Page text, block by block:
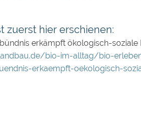
zuerst hier erschienen:
erkämpft ökologisch-soziale
bio-im-alltag/bio-
erkaempft-oekologisch-